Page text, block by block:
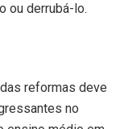
ou derrubá-lo.
reformas deve
no